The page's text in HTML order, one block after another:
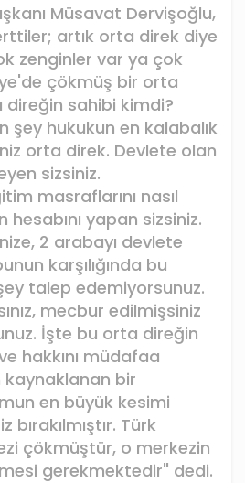
Müsavat Dervişoğlu,
artık orta direk diye
zenginler var ya çok
çökmüş bir orta
direğin sahibi kimdi?
şey hukukun en kalabalık
orta direk. Devlete olan
sizsiniz.
masraflarını nasıl
hesabını yapan sizsiniz.
2 arabayı devlete
karşılığında bu
talep edemiyorsunuz.
mecbur edilmişsiniz
İşte bu orta direğin
hakkını müdafaa
bir
en büyük kesimi
Türk
çökmüştür, o merkezin
gerekmektedir" dedi.